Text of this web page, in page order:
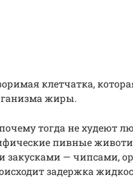
клетчатка,
жиры.
тогда не худеют
пивные
закусками — чипсами,
задержка